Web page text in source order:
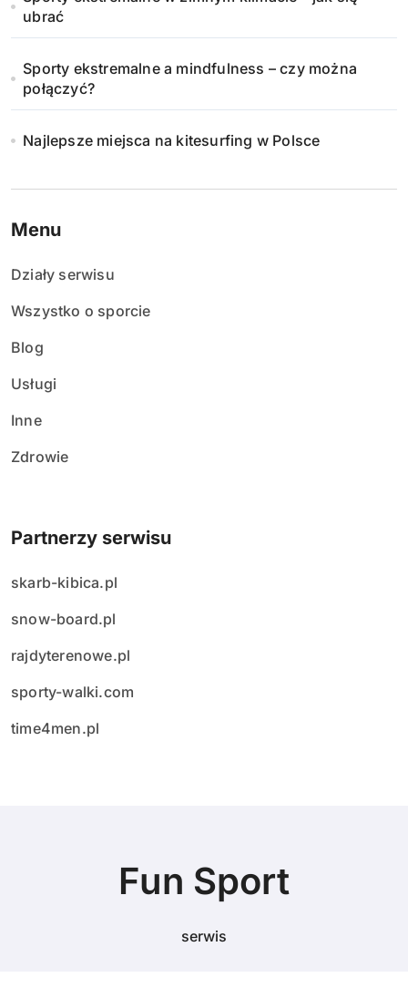
ubrać
Sporty ekstremalne a mindfulness – czy można
połączyć?
Najlepsze miejsca na kitesurfing w Polsce
Menu
Działy serwisu
Wszystko o sporcie
Blog
Usługi
Inne
Zdrowie
Partnerzy serwisu
skarb-kibica.pl
snow-board.pl
rajdyterenowe.pl
sporty-walki.com
time4men.pl
Fun Sport
serwis